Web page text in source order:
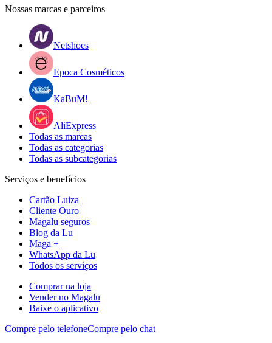
Nossas marcas e parceiros
Netshoes
Epoca Cosméticos
KaBuM!
AliExpress
Todas as marcas
Todas as categorias
Todas as subcategorias
Serviços e benefícios
Cartão Luiza
Cliente Ouro
Magalu seguros
Blog da Lu
Maga +
WhatsApp da Lu
Todos os serviços
Comprar na loja
Vender no Magalu
Baixe o aplicativo
Compre pelo telefoneCompre pelo chat